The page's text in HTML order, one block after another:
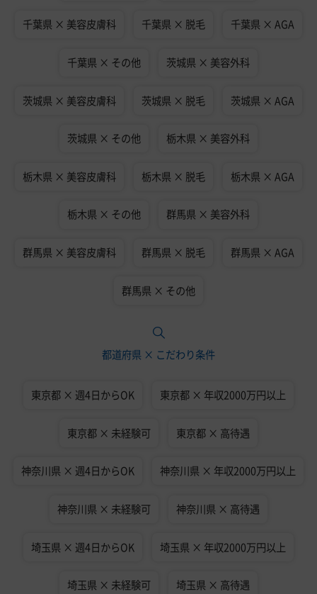
千葉県 × 美容皮膚科 千葉県 × 脱毛 千葉県 × AGA
千葉県 × その他 茨城県 × 美容外科
茨城県 × 美容皮膚科 茨城県 × 脱毛 茨城県 × AGA
茨城県 × その他 栃木県 × 美容外科
栃木県 × 美容皮膚科 栃木県 × 脱毛 栃木県 × AGA
栃木県 × その他 群馬県 × 美容外科
群馬県 × 美容皮膚科 群馬県 × 脱毛 群馬県 × AGA
群馬県 × その他
都道府県 × こだわり条件
東京都 × 週4日からOK 東京都 × 年収2000万円以上
東京都 × 未経験可 東京都 × 高待遇
神奈川県 × 週4日からOK 神奈川県 × 年収2000万円以上
神奈川県 × 未経験可 神奈川県 × 高待遇
埼玉県 × 週4日からOK 埼玉県 × 年収2000万円以上
埼玉県 × 未経験可 埼玉県 × 高待遇